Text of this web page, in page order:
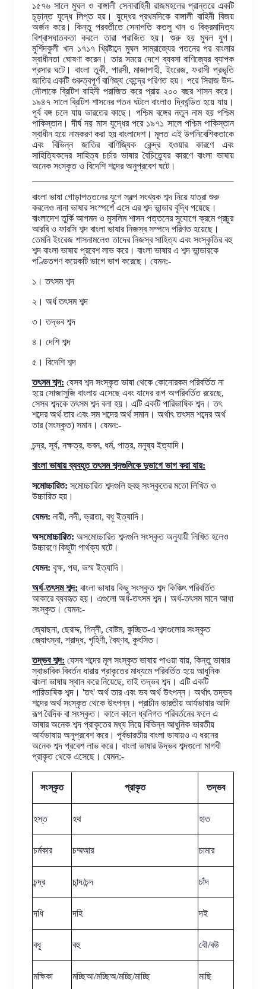
১৫৭৬ সালে মুঘল ও বাঙ্গালী সেনাবাহিনী রাজমহলের প্রান্তরে একটি
চূড়ান্ত যুদ্ধে লিপ্ত হয়। যুদ্ধের প্রথমদিকে বাঙ্গালী বাহিনী বিজয়
অর্জন করে। কিন্তু পরবর্তীতে সেনাপতি কতলু খান ও বিক্রমাদিত্য
বিশ্বাসঘাতকতা করলে তারা পরাজিত হয়। শুরু হয় মুঘল যুগ।
মুর্শিদকুলী খান ১৭১৭ খ্রিষ্টাব্দে মুঘল সাম্রাজ্যের পতনের পর বাংলার
স্বাধীনতা ঘোষণা করেন। তার সময়ে দেশে ব্যবসা বাণিজ্যের ব্যাপক
প্রসার ঘটে। বাংলা তুর্কী, পারসী, মাজাপাহী, ইংরেজ, ফরাসী প্রভৃতি
জাতির একটি গুরুত্বপূর্ণ বাণিজ্য কেন্দ্রে পরিণত হয়। পরে সিরাজ উদ-
দৌলাকে ব্রিটিশ বাহিনী পরাজিত করে প্রায় ২০০ বছর শাসন করে।
১৯৪৭ সালে ব্রিটিশ শাসনের পতন ঘটলে বাংলাও দ্বিখন্ডিত হয়ে যায়।
পূর্ব বঙ্গ চলে যায় ভারতের কাছে। পশ্চিম বঙ্গের নতুন নাম হয় পশ্চিম
পাকিস্তান। দীর্ঘ নয় মাস যুদ্ধের পরে ১৯৭১ সালে পশ্চিম পাকিস্তান
স্বাধীন হয়ে নামকরণ করা হয় বাংলাদেশ। মূলত এই উপনিবেশিকতাকে
এবং বিভিন্ন জাতির বাণিজ্যিক কেন্দ্র হওয়ার কারণে এবং
সাহিত্যিকদের সাহিত্য চর্চার ভাষার বৈচিত্র্যের কারণে বাংলা ভাষায়
অনেক সংস্কৃত ও বিদেশি শব্দের অনুপ্রবেশ ঘটে।
বাংলা ভাষা গোড়াপত্তনের যুগে স্বল্প সংখ্যক শব্দ নিয়ে যাত্রা শুরু
করলেও নানা ভাষার সংস্পর্শে এসে এর শব্দ ভান্ডার বৃদ্ধি পয়েছে।
বাংলাদেশ তুর্কি আগমন ও মুসলিম শাসন পত্তনের সুযোগে ক্রমে প্রচুর
আরবি ও ফারসি শব্দ বাংলা ভাষার নিজস্ব সম্পদে পরিণত হয়েছে।
তেমনি ইংরেজ শাসনামলেও তাদের নিজস্ব সাহিত্য এবং সংস্কৃতির বহু
শব্দ বাংলা ভাষায় প্রবেশ লাভ করে। বাংলা ভাষার এ শব্দ ভান্ডারকে
পণ্ডিতগণ কয়েকটি ভাগে ভাগ করেছে। যেমন:-
১। তৎসম শব্দ
২। অর্ধ তৎসম শব্দ
৩। তদ্ভব শব্দ
৪। দেশি শব্দ
৫। বিদেশি শব্দ
তৎসম শব্দ: যেসব শব্দ সংস্কৃত ভাষা থেকে কোনোরকম পরিবর্তিত না
হয়ে সোজাসুজি বাংলায় এসেছে এবং যাদের রূপ অপরিবর্তিত রয়েছে,
সেসব শব্দকে তৎসম শব্দ বলা হয়। এটি একটি পারিভাষিক শব্দ। তৎ
শব্দের অর্থ তার এবং সম শব্দের অর্থ সমান। অর্থাৎ তৎসম শব্দের অর্থ
তার (সংস্কৃত) সমান। যেমন:-
চন্দ্র, সূর্য, নক্ষত্র, ভবন, ধর্ম, পাত্র, মনুষ্য ইত্যাদি।
বাংলা ভাষায় ব্যবহূত তৎসম শব্দগুলিকে দুভাগে ভাগ করা যায়:
সমোচ্চারিত: সমোচ্চারিত শব্দগুলি হুবহু সংস্কৃতের মতো লিখিত ও
উচ্চারিত হয়।
যেমন: নারী, নদী, ভ্রাতা, বধূ ইত্যাদি।
অসমোচ্চারিত: অসমোচ্চারিত শব্দগুলি সংস্কৃত অনুযায়ী লিখিত হলেও
উচ্চারণে কিছুটা পার্থক্য ঘটে।
যেমন: বৃক্ষ, পদ্ম, ভস্ম ইত্যাদি।
অর্ধ-তৎসম শব্দ: বাংলা ভাষায় কিছু সংস্কৃত শব্দ কিঞ্চিৎ পরিবর্তিত
আকারে ব্যবহৃত হয়। এগুলো অর্ধ-তৎসম শব্দ। অর্ধ-তৎসম মানে আধা
সংস্কৃত। যেমন:-
জ্যোছনা, ছেরাদ্দ, গিন্নী, বোষ্টম, কুচ্ছিত-এ শব্দগুলোর সংস্কৃত
জ্যোৎস্না, শ্রাদ্ধ, গৃহিণী, বৈষ্ণব, কুৎসিত।
তদ্ভব শব্দ: যেসব শব্দের মূল সংস্কৃত ভাষায় পাওয়া যায়, কিন্তু ভাষার
স্বাভাবিক বিবর্তন ধারায় প্রাকৃতের মাধ্যমে পরিবর্তিত হয়ে আধুনিক
বাংলা ভাষায় স্থান করে নিয়েছে, তাই তদ্ভব শব্দ। এটি একটি
পারিভাষিক শব্দ। 'তৎ' অর্থ তার এবং ভব অর্থ উৎপন্ন। অর্থাৎ তদ্ভব
শব্দের অর্থ সংস্কৃত থেকে উৎপন্ন। প্রাচীন ভারতীয় আর্যভাষার আদি
রূপ বৈদিক বা সংস্কৃত। কালে কালে ধ্বনিগত পরিবর্তনের ফলে এ
ভাষার অনেক শব্দ প্রাকৃতের মধ্য দিয়ে বিভিন্ন আধুনিক ভারতীয়
আর্যভাষায় অনুপ্রবেশ করে। পূর্বভারতীয় বাংলা ভাষায়ও এ ধরনের
অনেক শব্দ প্রবেশ লাভ করে। বাংলা ভাষার উদ্ভব শব্দগুলো মাগধী
প্রাকৃত থেকে এসেছে। যেমন:-
সংস্কৃত প্রাকৃত তদ্ভব
হস্ত হথ হাত
চর্মকার চম্মআর চামার
চন্দ্র চান্দ/চন্দ চাঁদ
দধি দহি দই
বধূ বহু বৌ/বউ
মক্ষিকা মচ্ছিআ/মচ্ছিঅ/মচ্ছি/মাচ্ছি মাছি